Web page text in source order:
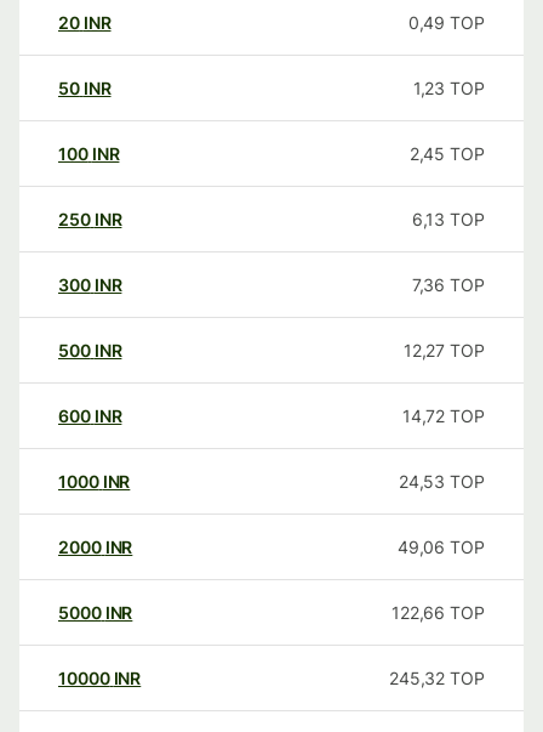
20 INR 0,49 TOP
50 INR 1,23 TOP
100 INR 2,45 TOP
250 INR 6,13 TOP
300 INR 7,36 TOP
500 INR 12,27 TOP
600 INR 14,72 TOP
1000 INR 24,53 TOP
2000 INR 49,06 TOP
5000 INR 122,66 TOP
10000 INR 245,32 TOP